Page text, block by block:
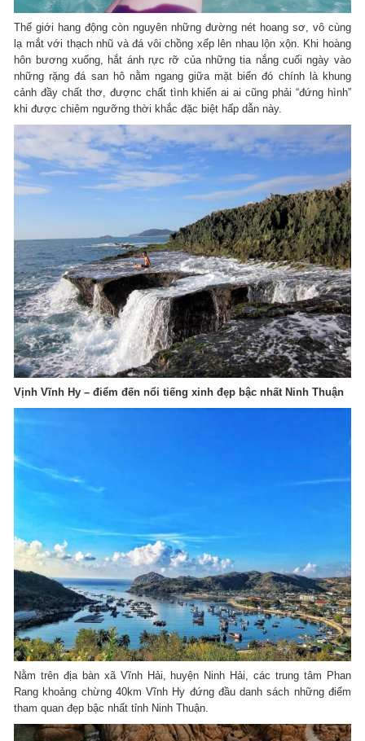
Thế giới hang động còn nguyên những đường nét hoang sơ, vô cùng
lạ mắt với thạch nhũ và đá vôi chồng xếp lên nhau lộn xộn. Khi hoàng
hôn bương xuống, hắt ánh rực rỡ của những tia nắng cuối ngày vào
những rặng đá san hô nằm ngang giữa mặt biển đó chính là khung
cảnh đầy chất thơ, đượnc chất tình khiến ai ai cũng phải “đứng hình”
khi được chiêm ngưỡng thời khắc đặc biệt hấp dẫn này.
Vịnh Vĩnh Hy – điểm đến nổi tiếng xinh đẹp bậc nhất Ninh Thuận
Nằm trên địa bàn xã Vĩnh Hải, huyện Ninh Hải, các trung tâm Phan
Rang khoảng chừng 40km Vĩnh Hy đứng đầu danh sách những điểm
tham quan đẹp bậc nhất tỉnh Ninh Thuận.